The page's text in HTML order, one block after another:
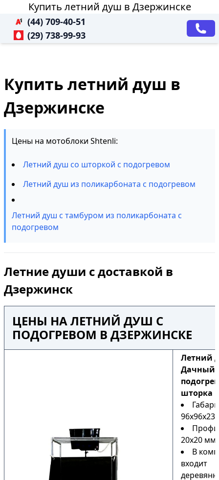
Купить летний душ в Дзержинске
(44) 709-40-51
(29) 738-99-93
Купить летний душ в
Дзержинске
Цены на мотоблоки Shtenli:
Летний душ со шторкой с подогревом
Летний душ из поликарбоната с подогревом
Летний душ с тамбуром из поликарбоната с
подогревом
Летние души с доставкой в
Дзержинск
ЦЕНЫ НА ЛЕТНИЙ ДУШ С
ПОДОГРЕВОМ В ДЗЕРЖИНСКЕ
Летний
Дачный
шторка
20х20 мм
В
входит